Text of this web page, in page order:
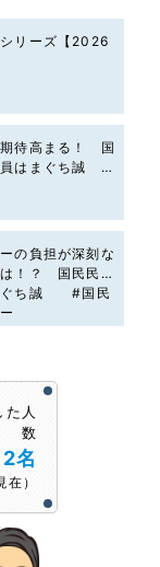
リーズ【2026
待高まる！ 国
員はまぐち誠 #
の負担が深刻な
！？ 国民民主
ぐち誠 #国民
人
数
名
）